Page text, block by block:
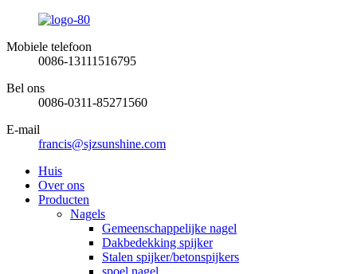
Mobiele telefoon
0086-13111516795
Bel ons
0086-0311-85271560
E-mail
francis@sjzsunshine.com
Huis
Over ons
Producten
Nagels
Gemeenschappelijke nagel
Dakbedekking spijker
Stalen spijker/betonspijkers
spoel nagel